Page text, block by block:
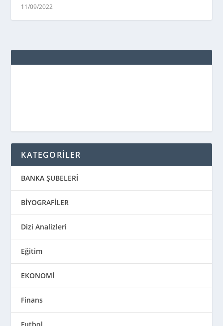
11/09/2022
KATEGORİLER
BANKA ŞUBELERİ
BİYOGRAFİLER
Dizi Analizleri
Eğitim
EKONOMİ
Finans